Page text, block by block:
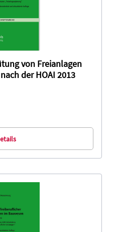
von Freianlagen
der HOAI 2013